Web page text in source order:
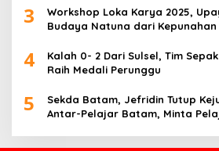
dan Insan Pers
3
Workshop Loka Karya 2025,
Budaya Natuna dari Kepunahan
4
Kalah 0- 2 Dari Sulsel, Tim
Raih Medali Perunggu
5
Sekda Batam, Jefridin Tutup
Antar-Pelajar Batam, Minta Pelajar